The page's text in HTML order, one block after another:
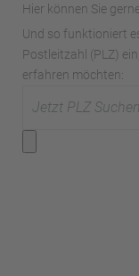
Hier können Sie
Und so funktioniert
Postleitzahl (PLZ)
erfahren möchten: